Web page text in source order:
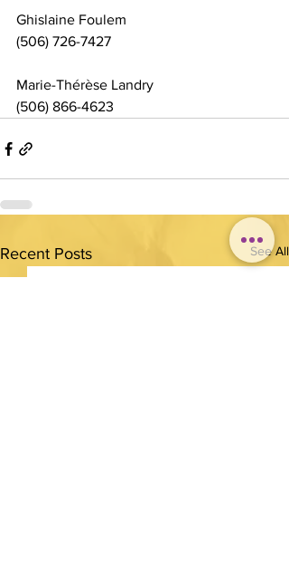
Ghislaine Foulem
(506) 726-7427
Marie-Thérèse Landry
(506) 866-4623
Recent Posts See All